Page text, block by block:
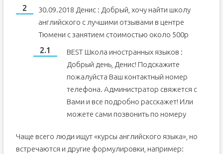
30.09.2018 Денис : Добрый, хочу найти школу
английского с лучшими отзывами в центре
Тюмени с занятием стоимостью около 500р
BEST Школа иностранных языков :
Добрый день, Денис! Подскажите
пожалуйста Ваш контактный номер
телефона. Администратор свяжется с
Вами и все подробно расскажет! Или
можете сами позвонить по номеру
Чаще всего люди ищут «курсы английского языка», но
встречаются и другие формулировки, например: